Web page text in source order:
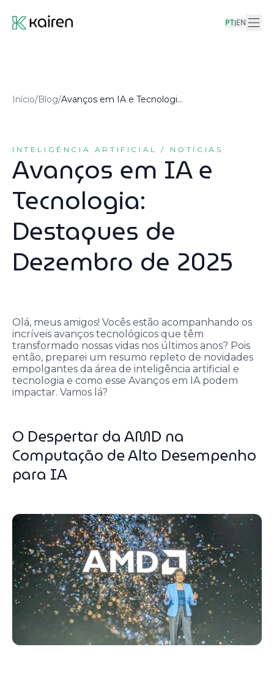
PT|EN
Início/Blog/ Avanços em IA e Tecnologia: Destaques de Dezembro de 2025
INTELIGÊNCIA ARTIFICIAL / NOTÍCIAS
Avanços em IA e
Tecnologia:
Destaques de
Dezembro de 2025
Olá, meus amigos! Vocês estão acompanhando os
incríveis avanços tecnológicos que têm
transformado nossas vidas nos últimos anos? Pois
então, preparei um resumo repleto de novidades
empolgantes da área de inteligência artificial e
tecnologia e como esse Avanços em IA podem
impactar. Vamos lá?
O Despertar da AMD na
Computação de Alto Desempenho
para IA